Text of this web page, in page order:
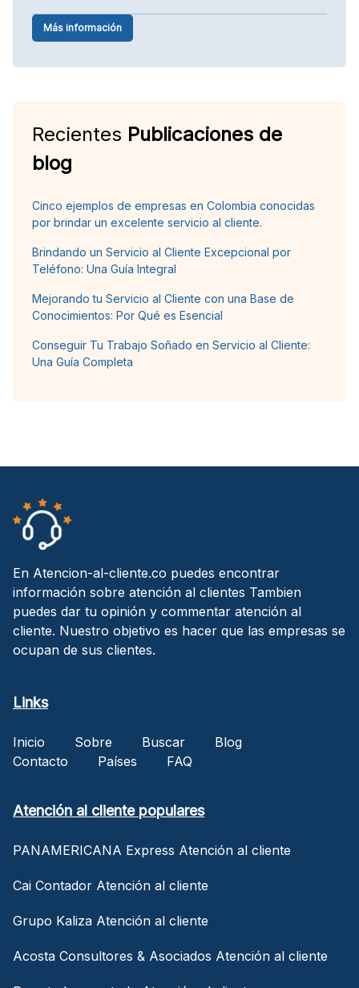
Más información
Recientes Publicaciones de
blog
Cinco ejemplos de empresas en Colombia conocidas
por brindar un excelente servicio al cliente.
Brindando un Servicio al Cliente Excepcional por
Teléfono: Una Guía Integral
Mejorando tu Servicio al Cliente con una Base de
Conocimientos: Por Qué es Esencial
Conseguir Tu Trabajo Soñado en Servicio al Cliente:
Una Guía Completa
En Atencion-al-cliente.co puedes encontrar
información sobre atención al clientes Tambien
puedes dar tu opinión y commentar atención al
cliente. Nuestro objetivo es hacer que las empresas se
ocupan de sus clientes.
Links
Inicio Sobre Buscar
Blog
Contacto
Países FAQ
Atención al cliente populares
PANAMERICANA Express Atención al cliente
Cai Contador Atención al cliente
Grupo Kaliza Atención al cliente
Acosta Consultores & Asociados Atención al cliente